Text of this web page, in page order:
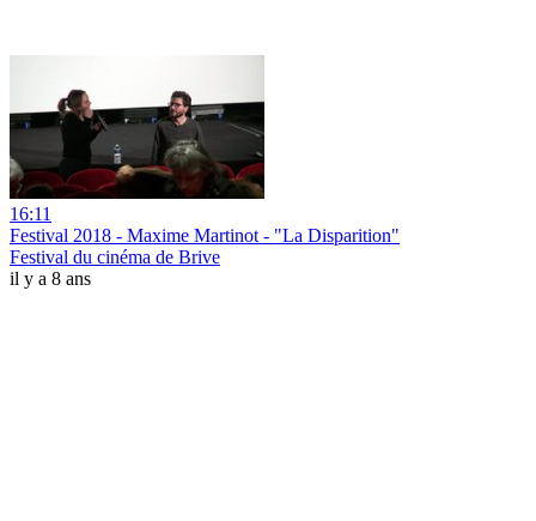
16:11
Festival 2018 - Maxime Martinot - "La Disparition"
Festival du cinéma de Brive
il y a 8 ans